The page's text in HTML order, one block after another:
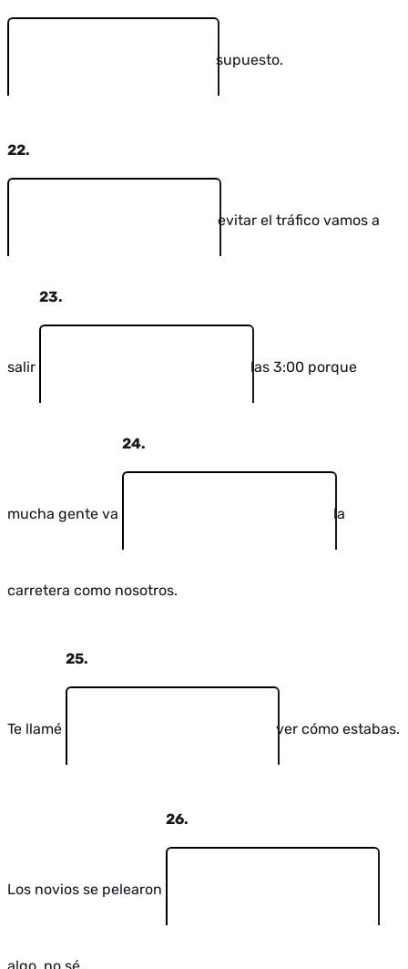
supuesto.
22.
evitar el tráfico vamos a
salir
23.
las 3:00 porque
mucha gente va
24.
la
carretera como nosotros.
Te llamé
25.
ver cómo estabas.
Los novios se pelearon
26.